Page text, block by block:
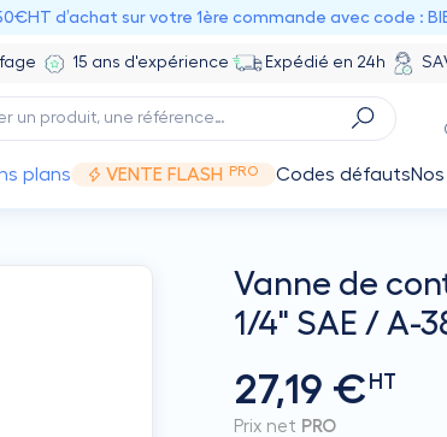
d’achat sur votre 1ère commande avec code :
15 ans d'expérience Expédié en 24h
plans VENTE FLASH PRO Codes défauts
Vanne de
1/4" SAE / A-
27,19 € HT
Prix net PRO